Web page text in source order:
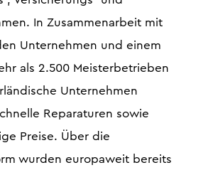
In Zusammenarbeit mit
Unternehmen und einem
als 2.500 Meisterbetrieben
Unternehmen
Reparaturen sowie
Preise. Über die
wurden europaweit bereits